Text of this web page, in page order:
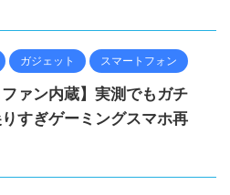
ガジェット スマートフォン
ファン内蔵】実測でもガチ
すぎゲーミングスマホ再